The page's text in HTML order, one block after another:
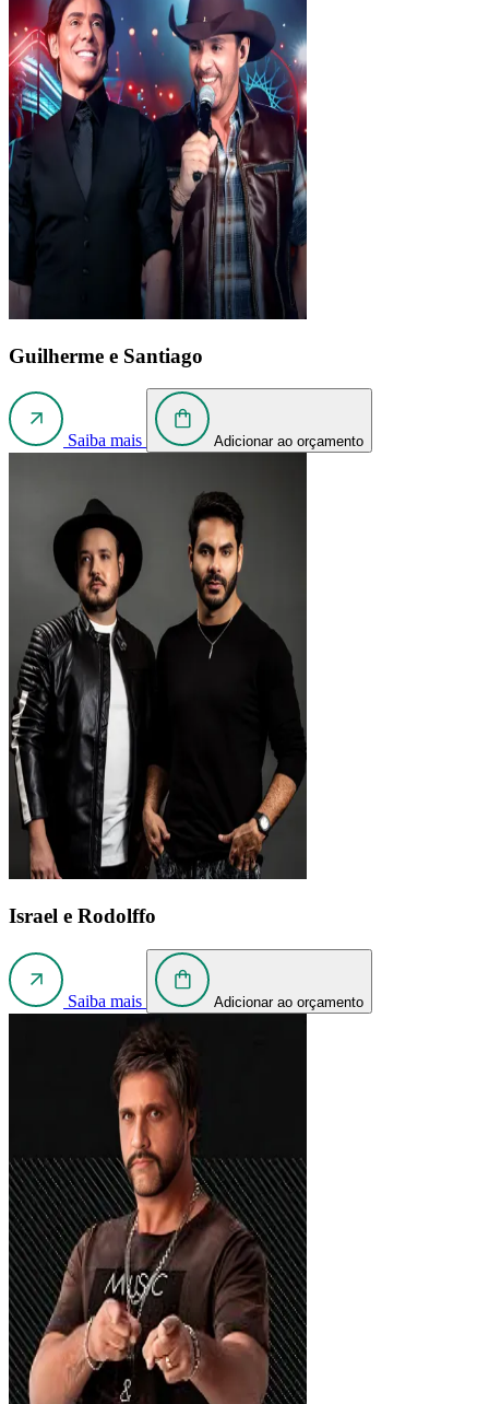
Guilherme e Santiago
Saiba mais Adicionar ao orçamento
Israel e Rodolffo
Saiba mais Adicionar ao orçamento